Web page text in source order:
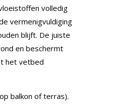
volledig
vermenigvuldiging
blijft. De juiste
en beschermt
het vetbed
balkon of terras).